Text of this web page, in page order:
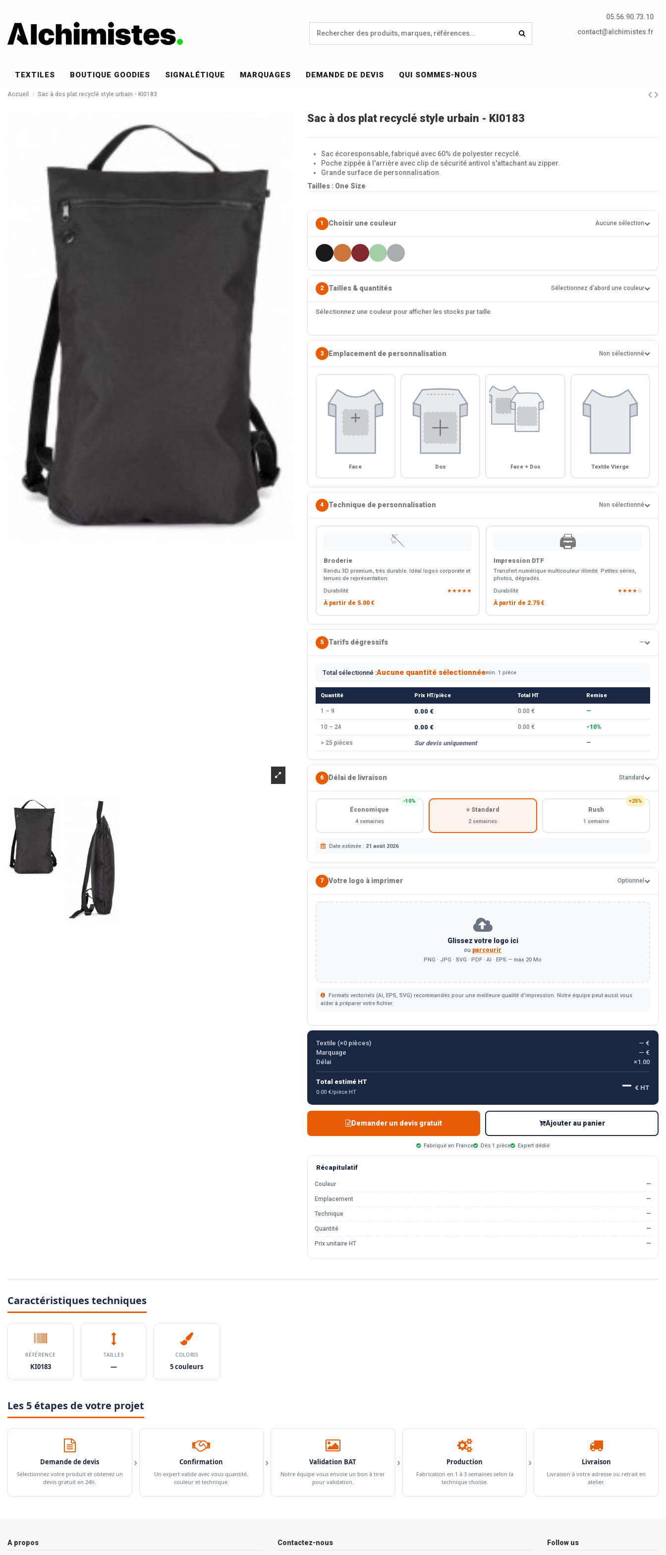
05.56.90.73.10
contact@alchimistes.fr
TEXTILES BOUTIQUE GOODIES SIGNALÉTIQUE MARQUAGES DEMANDE DE DEVIS QUI SOMMES-NOUS
Accueil Sac à dos plat recyclé style urbain - KI0183
Sac à dos plat recyclé style urbain - KI0183
Sac écoresponsable, fabriqué avec 60% de polyester recyclé.
Poche zippée à l'arrière avec clip de sécurité antivol s'attachant au zipper.
Grande surface de personnalisation.
Tailles : One Size
1 Choisir une couleur Aucune sélection
2 Tailles & quantités Sélectionnez d'abord une couleur
Sélectionnez une couleur pour afficher les stocks par taille.
3 Emplacement de personnalisation Non sélectionné
Face Dos Face + Dos Textile Vierge
4 Technique de personnalisation Non sélectionné
🪡
Broderie
Rendu 3D premium, très durable. Idéal logos corporate et
tenues de représentation.
Durabilité
★★★★★
À partir de 5.00 €
🖨️
Impression DTF
Transfert numérique multicouleur illimité. Petites séries,
photos, dégradés.
Durabilité
★★★★☆
À partir de 2.75 €
5 Tarifs dégressifs —
Total sélectionné :Aucune quantité sélectionnéemin. 1 pièce
Quantité Prix HT/pièce Total HT Remise
1 – 9 0.00 € 0.00 € —
10 – 24 0.00 € 0.00 € −10%
> 25 pièces Sur devis uniquement —
6 Délai de livraison Standard
−10%
Économique
4 semaines
⭐ Standard
2 semaines
+25%
Rush
1 semaine
Date estimée : 21 août 2026
7 Votre logo à imprimer Optionnel
Glissez votre logo ici
ou parcourir
PNG · JPG · SVG · PDF · AI · EPS — max 20 Mo
Formats vectoriels (AI, EPS, SVG) recommandés pour une meilleure qualité d'impression. Notre équipe peut aussi vous
aider à préparer votre fichier.
Textile (×0pièces)
— €
Marquage
— €
Délai
×1.00
Total estimé HT
0.00 €/pièce HT — € HT
Demander un devis gratuit Ajouter au panier
Fabriqué en France Dès 1 pièce Expert dédié
Récapitulatif
Couleur —
Emplacement —
Technique —
Quantité —
Prix unitaire HT —
Caractéristiques techniques
RÉFÉRENCE
KI0183
TAILLES
—
COLORIS
5 couleurs
Les 5 étapes de votre projet
Demande de devis
Sélectionnez votre produit et obtenez un
devis gratuit en 24h.
› Confirmation
Un expert valide avec vous quantité,
couleur et technique.
› Validation BAT
Notre équipe vous envoie un bon à tirer
pour validation.
› Production
Fabrication en 1 à 3 semaines selon la
technique choisie.
› Livraison
Livraison à votre adresse ou retrait en
atelier.
A propos Contactez-nous Follow us